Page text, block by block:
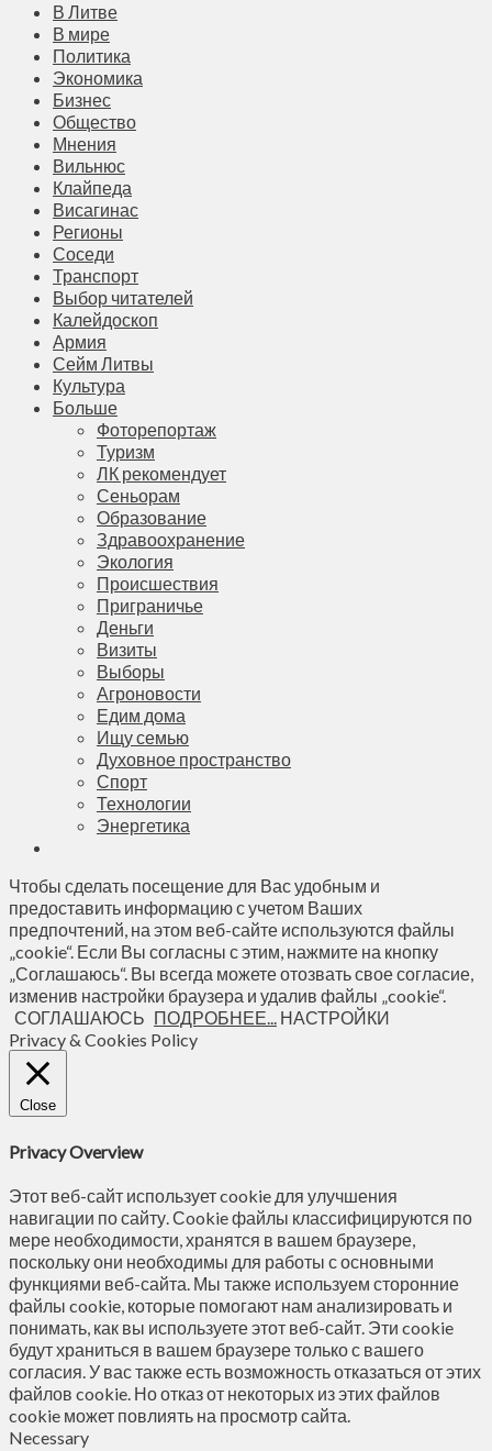
В Литве
В мире
Политика
Экономика
Бизнес
Общество
Мнения
Вильнюс
Клайпеда
Висагинас
Регионы
Соседи
Транспорт
Выбор читателей
Калейдоскоп
Армия
Сейм Литвы
Культура
Больше
Фоторепортаж
Туризм
ЛК рекомендует
Сеньорам
Образование
Здравоохранение
Экология
Происшествия
Приграничье
Деньги
Визиты
Выборы
Агроновости
Едим дома
Ищу семью
Духовное пространство
Спорт
Технологии
Энергетика
Чтобы сделать посещение для Вас удобным и
предоставить информацию с учетом Ваших
предпочтений, на этом веб-сайте используются файлы
„cookie“. Если Вы согласны с этим, нажмите на кнопку
„Соглашаюсь“. Вы всегда можете отозвать свое согласие,
изменив настройки браузера и удалив файлы „cookie“.
СОГЛАШАЮСЬ ПОДРОБНЕЕ... НАСТРОЙКИ
Privacy & Cookies Policy
Close
Privacy Overview
Этот веб-сайт использует cookie для улучшения
навигации по сайту. Сookie файлы классифицируются по
мере необходимости, хранятся в вашем браузере,
поскольку они необходимы для работы с основными
функциями веб-сайта. Мы также используем сторонние
файлы cookie, которые помогают нам анализировать и
понимать, как вы используете этот веб-сайт. Эти cookie
будут храниться в вашем браузере только с вашего
согласия. У вас также есть возможность отказаться от этих
файлов cookie. Но отказ от некоторых из этих файлов
cookie может повлиять на просмотр сайта.
Necessary